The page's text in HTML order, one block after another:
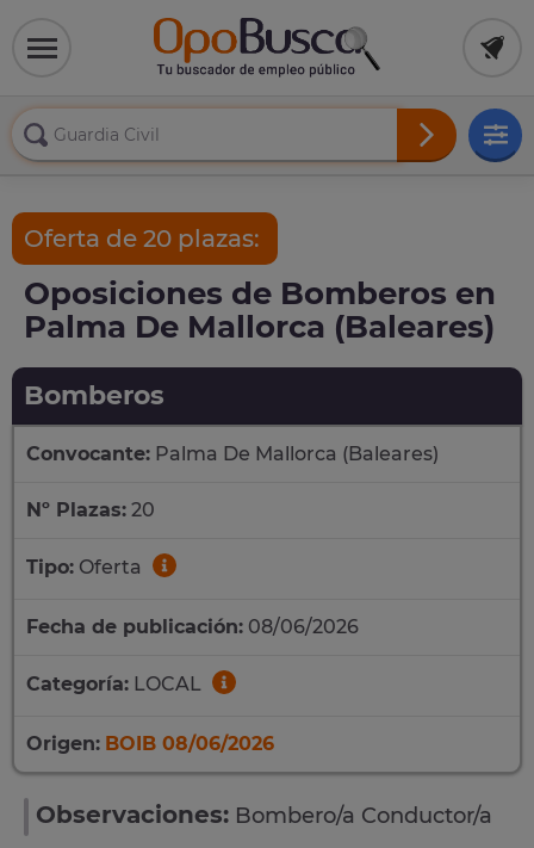
Oferta de 20 plazas:
Oposiciones de Bomberos en
Palma De Mallorca (Baleares)
Bomberos
Convocante: Palma De Mallorca (Baleares)
Nº Plazas: 20
Tipo: Oferta
Fecha de publicación: 08/06/2026
Categoría: LOCAL
Origen: BOIB 08/06/2026
Observaciones: Bombero/a Conductor/a